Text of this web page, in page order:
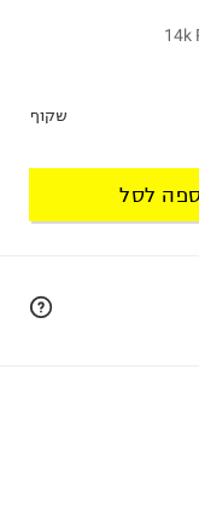
14k
שקוף
לסל